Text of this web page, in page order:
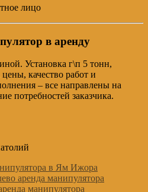
лицо
в аренду
Установка г\п 5 тонн,
качество работ и
– все направлены на
потребностей заказчика.
в Ям Ижора
аренда манипулятора
манипулятора